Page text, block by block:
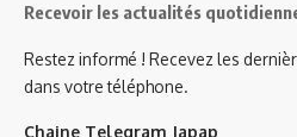
Recevoir les actualités
Restez informé ! Recevez les
dans votre téléphone.
Chaine Telegram Japap